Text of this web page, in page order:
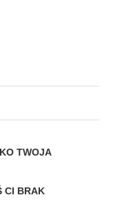
TWOJA
CI BRAK